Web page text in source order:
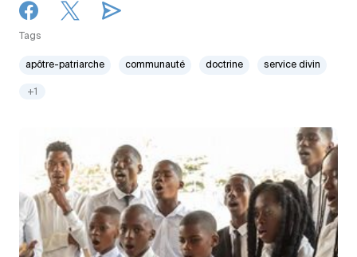
Tags
apôtre-patriarche communauté doctrine service divin
+1